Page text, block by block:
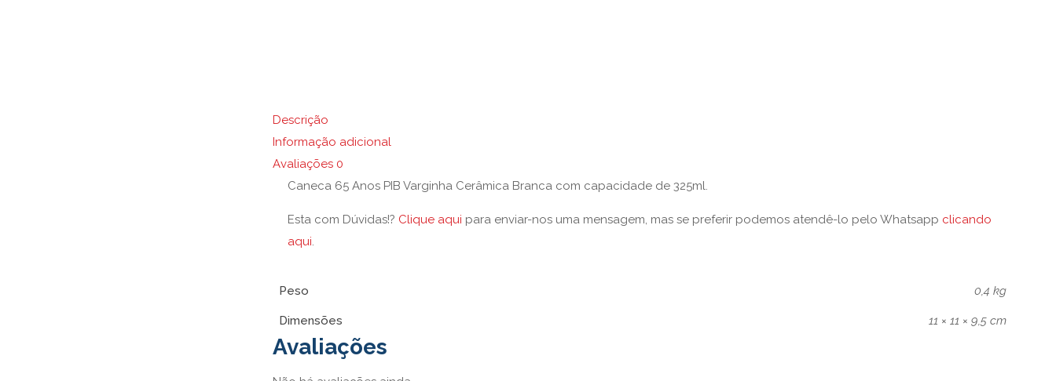
Descrição
Informação adicional
Avaliações 0
Caneca 65 Anos PIB Varginha Cerâmica Branca com capacidade de 325ml.
Esta com Dúvidas!? Clique aqui para enviar-nos uma mensagem, mas se preferir podemos atendê-lo pelo Whatsapp clicando
aqui.
Peso 0,4 kg
Dimensões 11 × 11 × 9,5 cm
Avaliações